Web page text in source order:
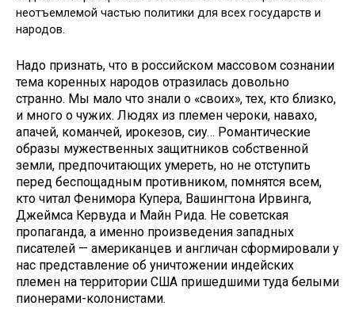
неотъемлемой ча­стью политики для всех государств и
народов.
Надо признать, что в россий­ском массовом сознании
тема коренных народов отразилась до­вольно
странно. Мы мало что знали о «своих», тех, кто близко,
и много о чужих. Людях из племен чероки, навахо,
апачей, команчей, ирокезов, сиу… Романтические
образы муже­ственных защитников собственной
земли, предпочитающих умереть, но не отступить
перед беспощадным противником, помнятся всем,
кто читал Фенимора Купера, Ва­шингтона Ирвинга,
Джеймса Кервуда и Майн Рида. Не советская
пропаганда, а именно произведения западных
писателей — американцев и англичан сформировали у
нас представление об уничтожении индейских
племен на территории США пришедшими туда белыми
пионерами-колонистами.